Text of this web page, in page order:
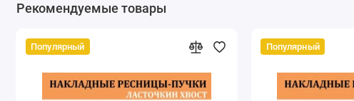
Рекомендуемые товары
Популярный Популярный